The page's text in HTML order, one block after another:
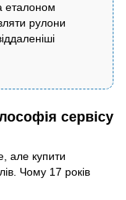
еталоном
рулони
сервісу
але купити
Чому 17 років